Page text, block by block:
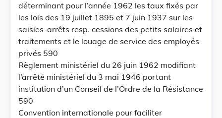
déterminant pour l’année 1962 les taux fixés par
les lois des 19 juillet 1895 et 7 juin 1937 sur les
saisies-arrêts resp. cessions des petits salaires et
traitements et le louage de service des employés
privés 590
Règlement ministériel du 26 juin 1962 modifiant
l’arrêté ministériel du 3 mai 1946 portant
institution d’un Conseil de l’Ordre de la Résistance
590
Convention internationale pour faciliter